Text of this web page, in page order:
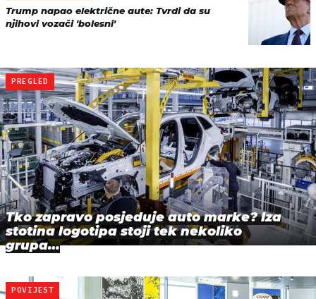
Trump napao električne aute: Tvrdi da su
njihovi vozači 'bolesni'
PREGLED
Tko zapravo posjeduje auto marke? Iza
stotina logotipa stoji tek nekoliko
grupa…
POVIJEST